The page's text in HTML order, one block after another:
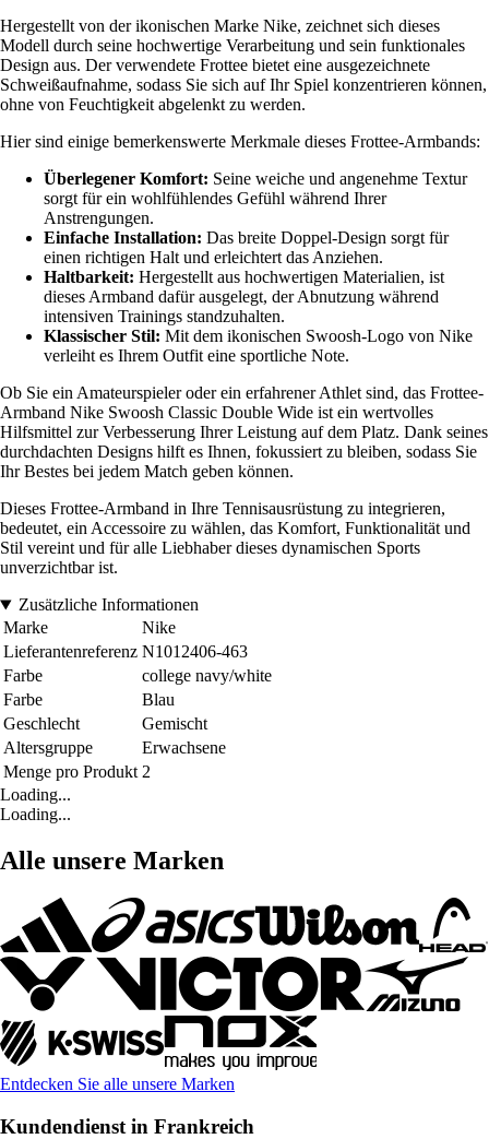
Hergestellt von der ikonischen Marke Nike, zeichnet sich dieses
Modell durch seine hochwertige Verarbeitung und sein funktionales
Design aus. Der verwendete Frottee bietet eine ausgezeichnete
Schweißaufnahme, sodass Sie sich auf Ihr Spiel konzentrieren können,
ohne von Feuchtigkeit abgelenkt zu werden.
Hier sind einige bemerkenswerte Merkmale dieses Frottee-Armbands:
Überlegener Komfort: Seine weiche und angenehme Textur
sorgt für ein wohlfühlendes Gefühl während Ihrer
Anstrengungen.
Einfache Installation: Das breite Doppel-Design sorgt für
einen richtigen Halt und erleichtert das Anziehen.
Haltbarkeit: Hergestellt aus hochwertigen Materialien, ist
dieses Armband dafür ausgelegt, der Abnutzung während
intensiven Trainings standzuhalten.
Klassischer Stil: Mit dem ikonischen Swoosh-Logo von Nike
verleiht es Ihrem Outfit eine sportliche Note.
Ob Sie ein Amateurspieler oder ein erfahrener Athlet sind, das Frottee-
Armband Nike Swoosh Classic Double Wide ist ein wertvolles
Hilfsmittel zur Verbesserung Ihrer Leistung auf dem Platz. Dank seines
durchdachten Designs hilft es Ihnen, fokussiert zu bleiben, sodass Sie
Ihr Bestes bei jedem Match geben können.
Dieses Frottee-Armband in Ihre Tennisausrüstung zu integrieren,
bedeutet, ein Accessoire zu wählen, das Komfort, Funktionalität und
Stil vereint und für alle Liebhaber dieses dynamischen Sports
unverzichtbar ist.
Zusätzliche Informationen
Marke
Nike
Lieferantenreferenz N1012406-463
Farbe
college navy/white
Farbe
Blau
Geschlecht
Gemischt
Altersgruppe
Erwachsene
Menge pro Produkt 2
Loading...
Loading...
Alle unsere Marken
Entdecken Sie alle unsere Marken
Kundendienst in Frankreich